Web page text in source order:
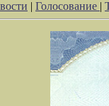
| Голосование |